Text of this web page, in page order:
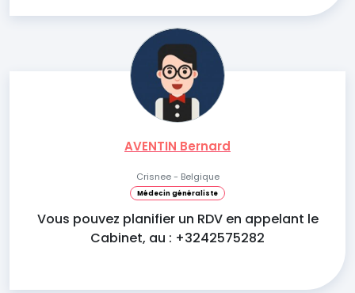
AVENTIN Bernard
Crisnee - Belgique
Médecin généraliste
Vous pouvez planifier un RDV en appelant le
Cabinet, au : +3242575282